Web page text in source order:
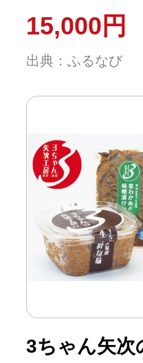
お酒・季節
本飲み比べ
15,000円
出典：ふるなび
3ちゃん矢